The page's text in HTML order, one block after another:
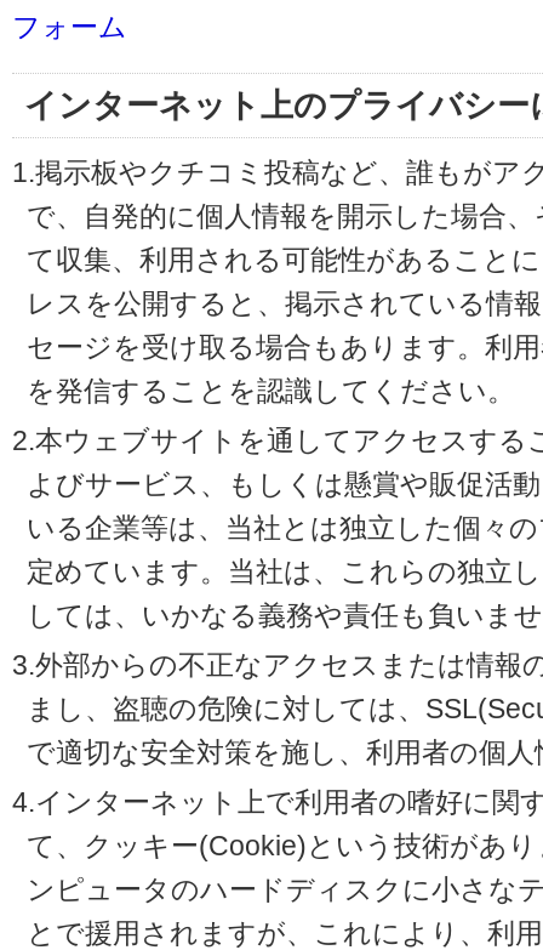
フォーム
インターネット上のプライバシー
1.掲示板やクチコミ投稿など、誰もがア
で、自発的に個人情報を開示した場合
て収集、利用される可能性があること
レスを公開すると、掲示されている情
セージを受け取る場合もあります。利
を発信することを認識してください。
2.本ウェブサイトを通してアクセスする
よびサービス、もしくは懸賞や販促活
いる企業等は、当社とは独立した個々
定めています。当社は、これらの独立
しては、いかなる義務や責任も負いま
3.外部からの不正なアクセスまたは情報
まし、盗聴の危険に対しては、
で適切な安全対策を施し、利用者の個
4.インターネット上で利用者の嗜好に関
て、クッキー(Cookie)という技術があ
ンピュータのハードディスクに小さな
とで援用されますが、これにより、利